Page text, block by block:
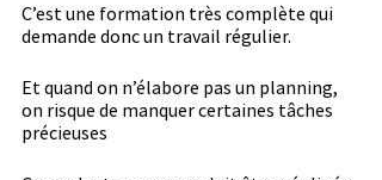
C’est une formation très complète qui
demande donc un travail régulier.
Et quand on n’élabore pas un planning,
on risque de manquer certaines tâches
précieuses